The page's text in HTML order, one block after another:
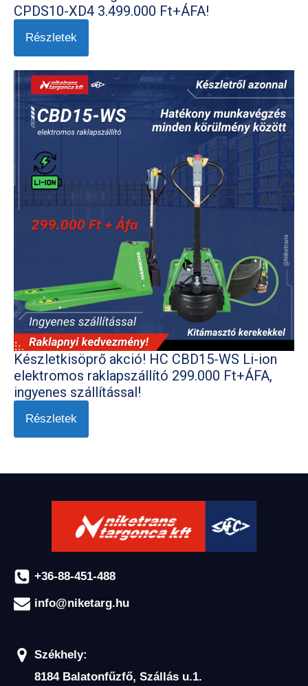
CPDS10-XD4 3.499.000 Ft+ÁFA!
Részletek
Készletkisöprő akció! HC CBD15-WS Li-ion
elektromos raklapszállító 299.000 Ft+ÁFA,
ingyenes szállítással!
Részletek
+36-88-451-488
info@niketarg.hu
Székhely:
8184 Balatonfűzfő, Szállás u.1.